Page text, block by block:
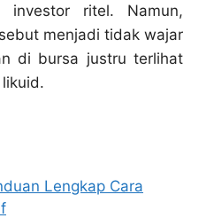
investor ritel. Namun,
menjadi tidak wajar
di bursa justru terlihat
Lengkap Cara